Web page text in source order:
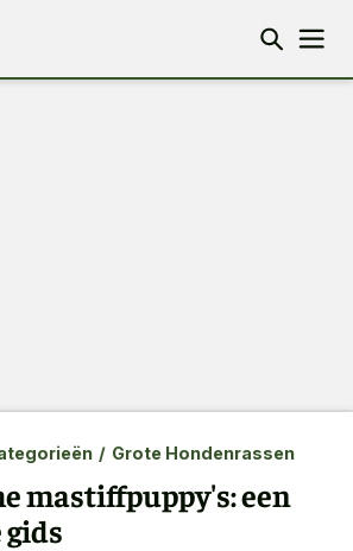
/ Grote Hondenrassen
mastiffpuppy's: een